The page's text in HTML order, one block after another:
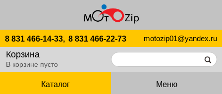
8 831 466-14-33, 8 831 466-22-73 motozip01@yandex.ru
Корзина
В корзине пусто
Каталог Меню